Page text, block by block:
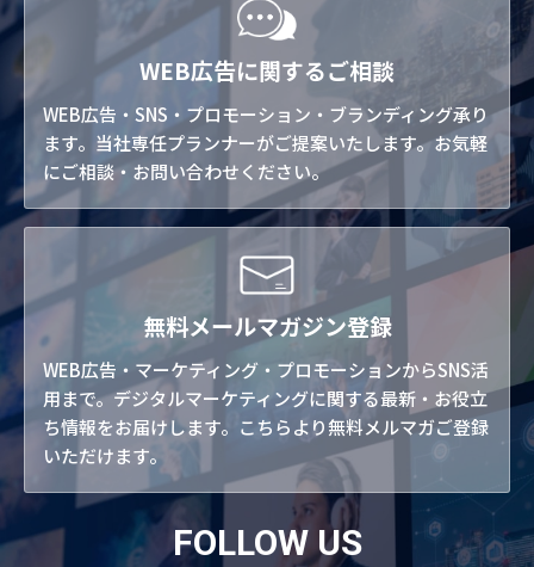
WEB広告に関するご相談
WEB広告・SNS・プロモーション・ブランディング承り
ます。当社専任プランナーがご提案いたします。お気軽
にご相談・お問い合わせください。
無料メールマガジン登録
WEB広告・マーケティング・プロモーションからSNS活
用まで。デジタルマーケティングに関する最新・お役立
ち情報をお届けします。こちらより無料メルマガご登録
いただけます。
FOLLOW US